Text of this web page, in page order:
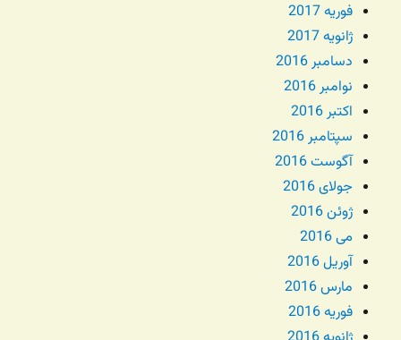
فوریه 2017
ژانویه 2017
دسامبر 2016
نوامبر 2016
اکتبر 2016
سپتامبر 2016
آگوست 2016
جولای 2016
ژوئن 2016
می 2016
آوریل 2016
مارس 2016
فوریه 2016